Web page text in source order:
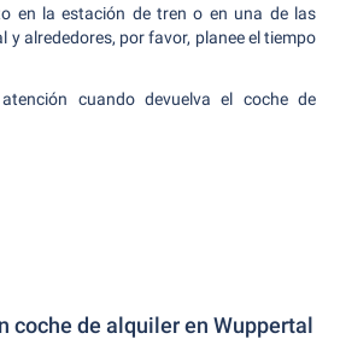
en la estación de tren o en una de las
y alrededores, por favor, planee el tiempo
cuando devuelva el coche de
coche de alquiler en Wuppertal